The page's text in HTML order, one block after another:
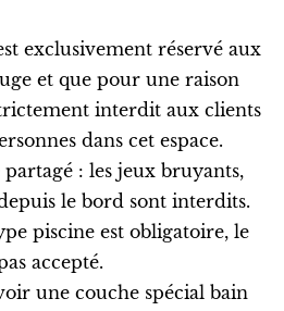
exclusivement réservé aux
et que pour une raison
interdit aux clients
dans cet espace.
partagé : les jeux bruyants,
le bord sont interdits.
piscine est obligatoire, le
accepté.
une couche spécial bain